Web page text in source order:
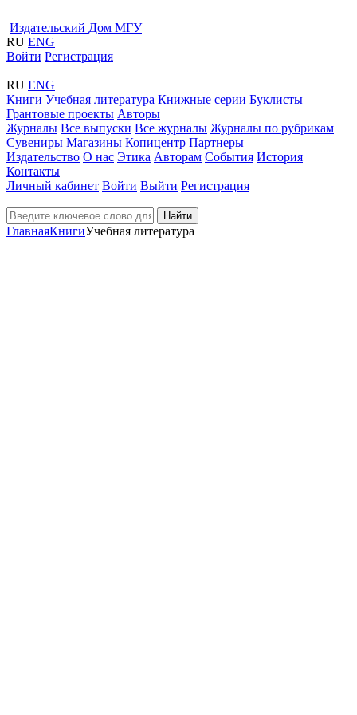
Издательский Дом МГУ
RU ENG
Войти Регистрация
RU ENG
Книги Учебная литература Книжные серии Буклисты
Грантовые проекты Авторы
Журналы Все выпуски Все журналы Журналы по рубрикам
Сувениры Магазины Копицентр Партнеры
Издательство О нас Этика Авторам События История
Контакты
Личный кабинет Войти Выйти Регистрация
Найти
ГлавнаяКнигиУчебная литература